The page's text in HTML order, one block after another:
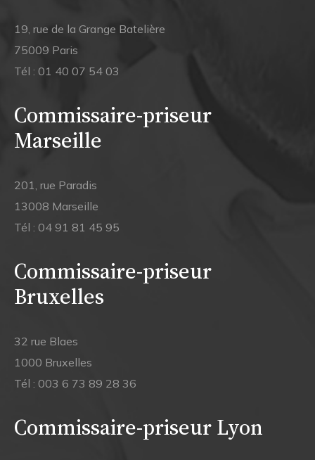
19, rue de la Grange Batelière
75009 Paris
Tél : 01 40 07 54 03
Commissaire-priseur
Marseille
201, rue Paradis
13008 Marseille
Tél : 04 91 81 45 95
Commissaire-priseur
Bruxelles
32 rue Blaes
1000 Bruxelles
Tél : 003 6 73 89 28 36
Commissaire-priseur Lyon